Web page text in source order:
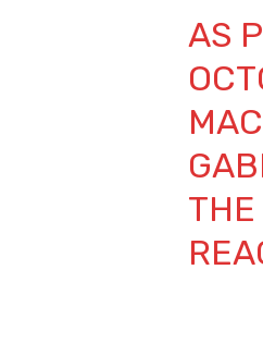
AS
THE